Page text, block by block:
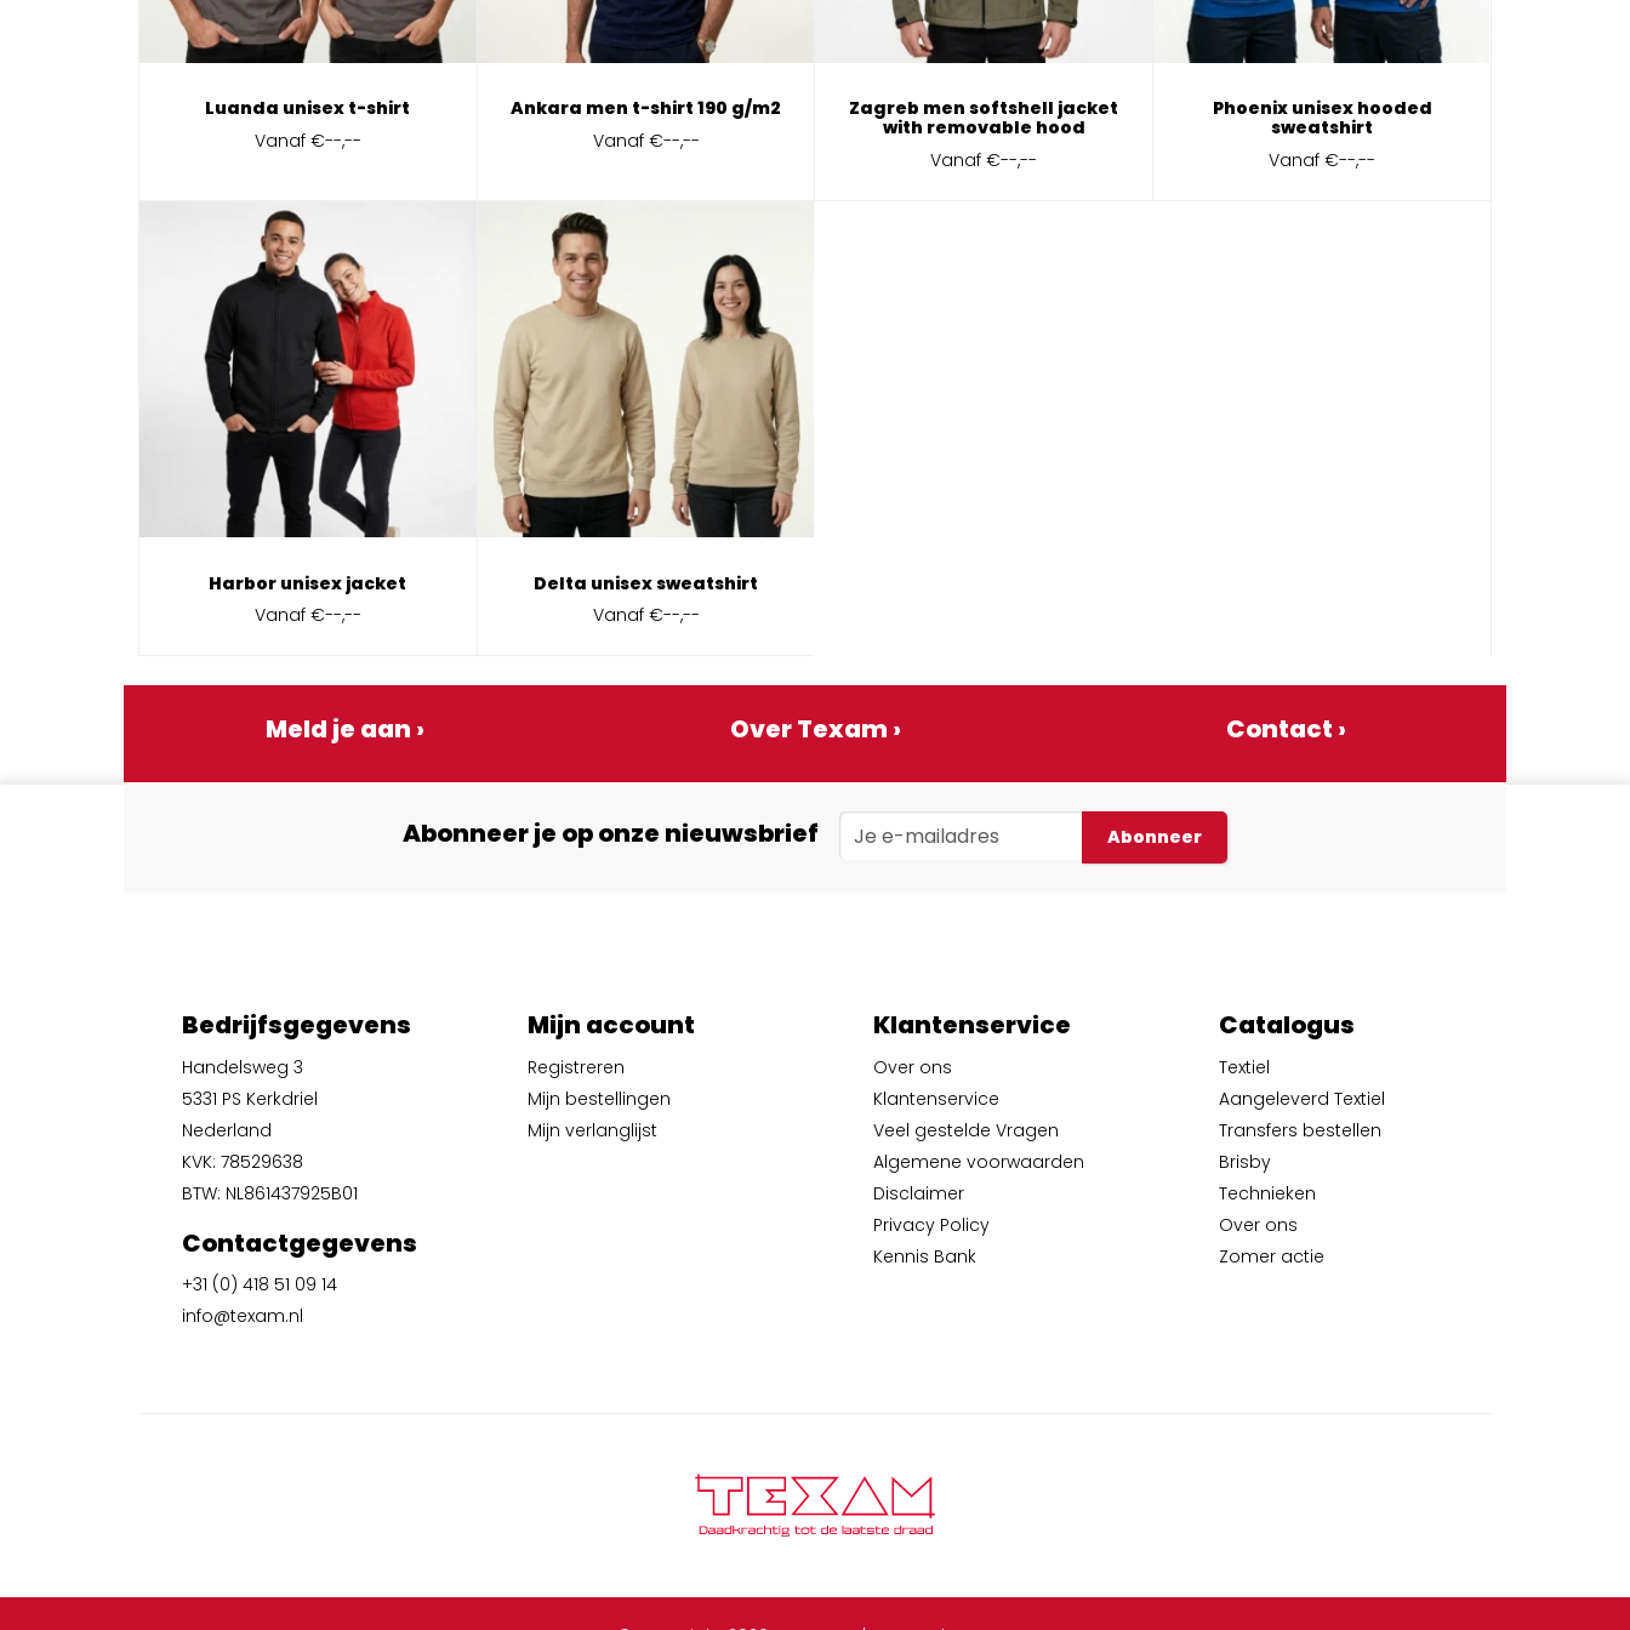
Luanda unisex t-shirt
Vanaf €--,--
Ankara men t-shirt 190 g/m2
Vanaf €--,--
Zagreb men softshell jacket
with removable hood
Vanaf€--,--
Phoenix unisex hooded
sweatshirt
Vanaf€--,--
Harbor unisex jacket
Vanaf €--,--
Delta unisex sweatshirt
Vanaf €--,--
Meld je aan › Over Texam › Contact ›
Abonneer je op onze nieuwsbrief Abonneer
Bedrijfsgegevens
Handelsweg 3
5331 PS Kerkdriel
Nederland
KVK: 78529638
BTW: NL861437925B01
Contactgegevens
+31 (0) 418 51 09 14
info@texam.nl
Mijn account
Registreren
Mijn bestellingen
Mijn verlanglijst
Klantenservice
Over ons
Klantenservice
Veel gestelde Vragen
Algemene voorwaarden
Disclaimer
Privacy Policy
Kennis Bank
Catalogus
Textiel
Aangeleverd Textiel
Transfers bestellen
Brisby
Technieken
Over ons
Zomer actie